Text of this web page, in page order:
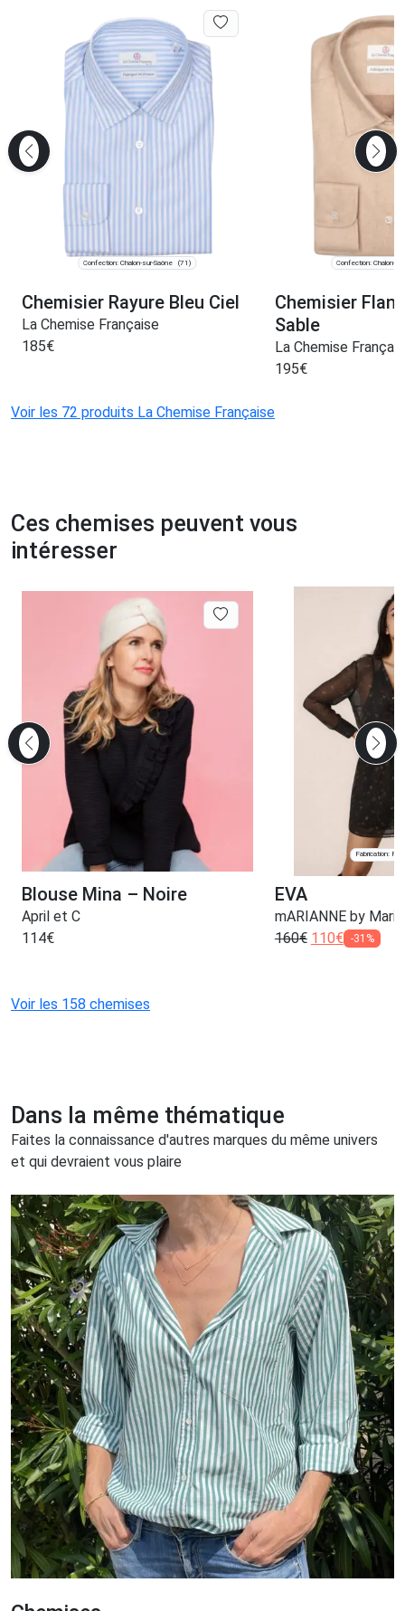
Confection: Chalon-sur-Saône (71)
Chemisier Rayure Bleu Ciel
La Chemise Française
185€
Confection: Chalon-
Chemisier
Sable
La Chemise
195€
Voir les 72 produits La Chemise Française
Ces chemises peuvent vous
intéresser
Blouse Mina – Noire
April et C
114€
Fabrication:
EVA
mARIANNE by
160€ 110€ -31%
Voir les 158 chemises
Dans la même thématique
Faites la connaissance d'autres marques du même univers
et qui devraient vous plaire